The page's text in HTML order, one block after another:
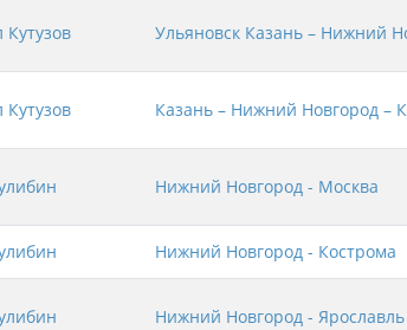
Ульяновск Казань – Нижний
Казань – Нижний Новгород –
Нижний Новгород - Москва
Нижний Новгород - Кострома
Нижний Новгород - Ярославль